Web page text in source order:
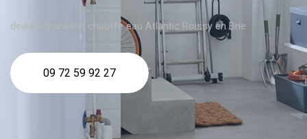
devis Réparation chauffe eau Atlantic Roissy en Brie
09 72 59 92 27